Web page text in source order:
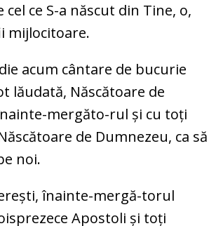
ce S-a născut din Tine, o,
mijlocitoare.
acum cântare de bucurie
lăudată, Născătoare de
mergăto-rul şi cu toţi
de Dumnezeu, ca să
noi.
înainte-mergă-torul
Apostoli şi toţi